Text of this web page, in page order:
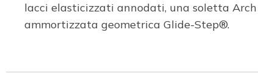
lacci elasticizzati annodati, una soletta
ammortizzata geometrica Glide-Step®.